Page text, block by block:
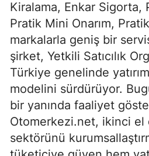
Kiralama, Enkar Sigorta,
Pratik Mini Onarım,
markalarla geniş bir
şirket, Yetkili Satıcılık
Türkiye genelinde
modelini sürdürüyor.
bir yanında faaliyet
Otomerkezi.net, ikinci el
sektörünü